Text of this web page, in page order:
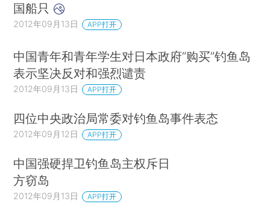
国船只
2012年09月13日 APP打开
中国青年和青年学生对日本政府“购买”钓鱼岛
表示坚决反对和强烈谴责
2012年09月13日 APP打开
四位中央政治局常委对钓鱼岛事件表态
2012年09月12日 APP打开
中国强硬捍卫钓鱼岛主权斥日
方窃岛
2012年09月13日 APP打开